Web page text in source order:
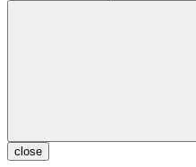
close